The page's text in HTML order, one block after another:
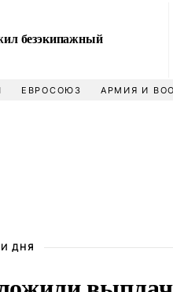
безэкипажный
ЕВРОСОЮЗ АРМИЯ И
ДНЯ